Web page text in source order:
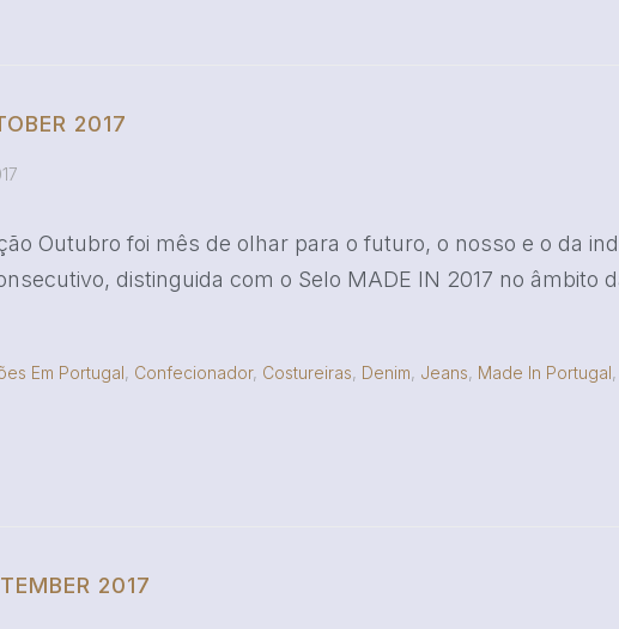
2017
Outubro foi mês de olhar para o futuro, o nosso e o da
distinguida com o Selo MADE IN 2017 no âmbito
Em Portugal, Confecionador, Costureiras, Denim, Jeans, Made In Portugal,
2017